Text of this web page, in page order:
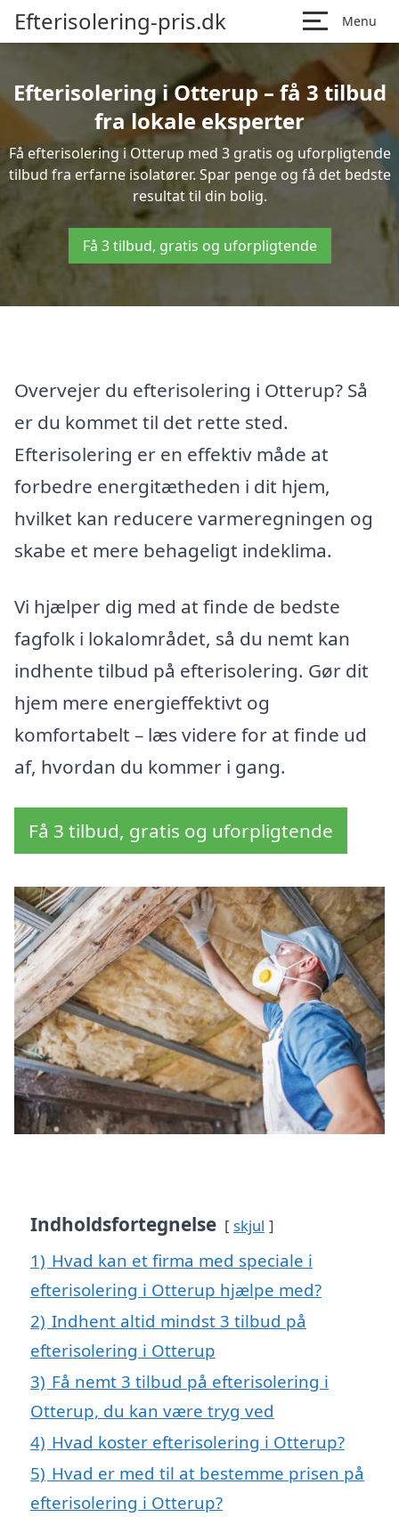
Efterisolering-pris.dk Menu
Efterisolering i Otterup – få 3 tilbud
fra lokale eksperter
Få efterisolering i Otterup med 3 gratis og uforpligtende
tilbud fra erfarne isolatører. Spar penge og få det bedste
resultat til din bolig.
Få 3 tilbud, gratis og uforpligtende
Overvejer du efterisolering i Otterup? Så
er du kommet til det rette sted.
Efterisolering er en effektiv måde at
forbedre energitætheden i dit hjem,
hvilket kan reducere varmeregningen og
skabe et mere behageligt indeklima.
Vi hjælper dig med at finde de bedste
fagfolk i lokalområdet, så du nemt kan
indhente tilbud på efterisolering. Gør dit
hjem mere energieffektivt og
komfortabelt – læs videre for at finde ud
af, hvordan du kommer i gang.
Få 3 tilbud, gratis og uforpligtende
Indholdsfortegnelse skjul
1) Hvad kan et firma med speciale i
efterisolering i Otterup hjælpe med?
2) Indhent altid mindst 3 tilbud på
efterisolering i Otterup
3) Få nemt 3 tilbud på efterisolering i
Otterup, du kan være tryg ved
4) Hvad koster efterisolering i Otterup?
5) Hvad er med til at bestemme prisen på
efterisolering i Otterup?